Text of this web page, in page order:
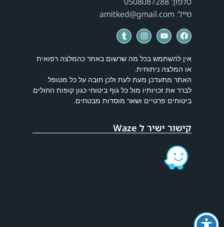
מייל: amitked@gmail.com
אין להשתמש בכל מה שרשום באתר כהמלצה רפואית
או המלצה ניתוחית.
האתר מתעדכן מעת לעת ולכן חובה על כל מטופל
לברר את זכויותיו מול כל גוף ביטוחי כגון קופות החולים
ביטוחים פרטיים ושאר מוסדות מבטחים.
קישור ישיר ל Waze